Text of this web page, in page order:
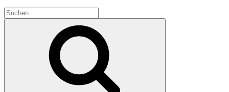
Suchen
nach: